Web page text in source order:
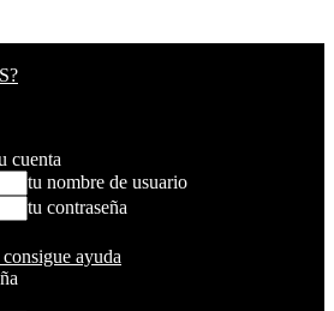
cuenta
tu nombre de usuario
tu contraseña
ayuda